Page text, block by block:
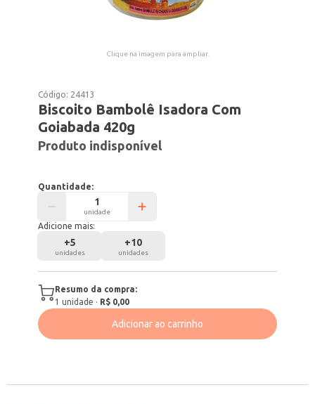
Clique na imagem para ampliar.
Código: 24413
Biscoito Bambolê Isadora Com
Goiabada 420g
Produto indisponível
Quantidade:
unidade
Adicione mais:
+5
unidades
+10
unidades
Resumo da compra:
1 unidade · R$ 0,00
Adicionar ao carrinho